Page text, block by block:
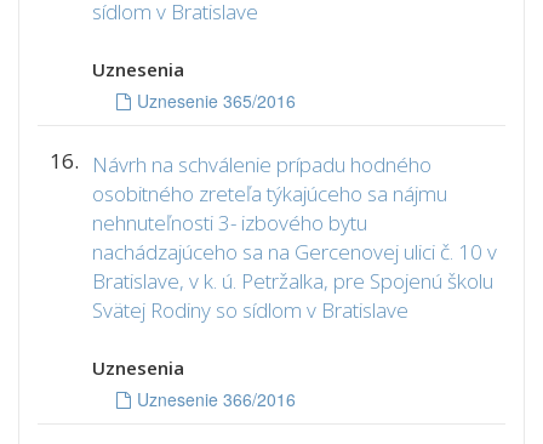
sídlom v Bratislave
Uznesenia
Uznesenie 365/2016
16.
Návrh na schválenie prípadu hodného
osobitného zreteľa týkajúceho sa nájmu
nehnuteľnosti 3- izbového bytu
nachádzajúceho sa na Gercenovej ulici č. 10 v
Bratislave, v k. ú. Petržalka, pre Spojenú školu
Svätej Rodiny so sídlom v Bratislave
Uznesenia
Uznesenie 366/2016